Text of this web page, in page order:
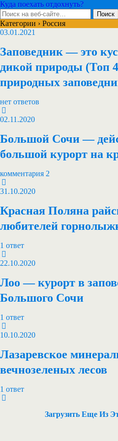
Куда поехать отдохнуть?
Категории › Россия
03.01.2021
Заповедник — это
дикой природы (Топ
природных
нет ответов
02.11.2020
Большой Сочи —
большой курорт на
комментария 2
31.10.2020
Красная Поляна
любителей
1 ответ
22.10.2020
Лоо — курорт в
Большого Сочи
1 ответ
10.10.2020
Лазаревское
вечнозеленых лесов
1 ответ
Загрузить Еще Из